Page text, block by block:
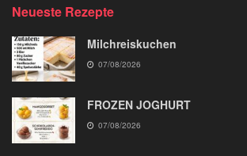
Neueste Rezepte
Milchreiskuchen
07/08/2026
FROZEN JOGHURT
07/08/2026